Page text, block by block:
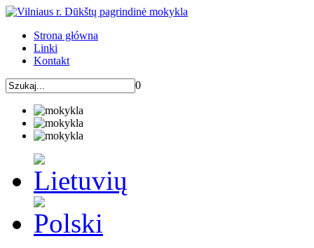
Strona główna
Linki
Kontakt
0